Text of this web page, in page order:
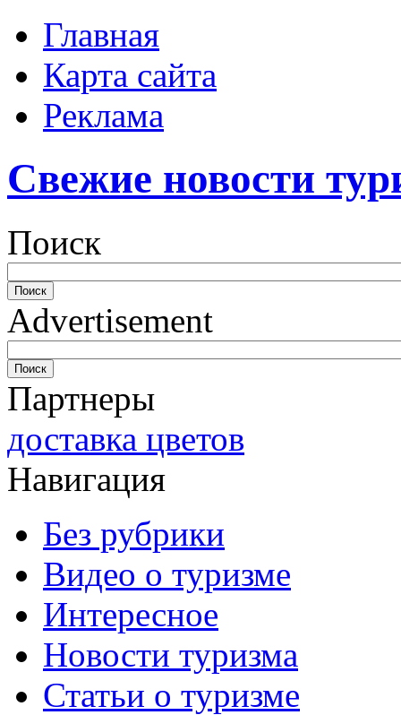
Главная
Карта сайта
Реклама
Свежие новости
Поиск
Advertisement
Партнеры
доставка цветов
Навигация
Без рубрики
Видео о туризме
Интересное
Новости туризма
Статьи о туризме